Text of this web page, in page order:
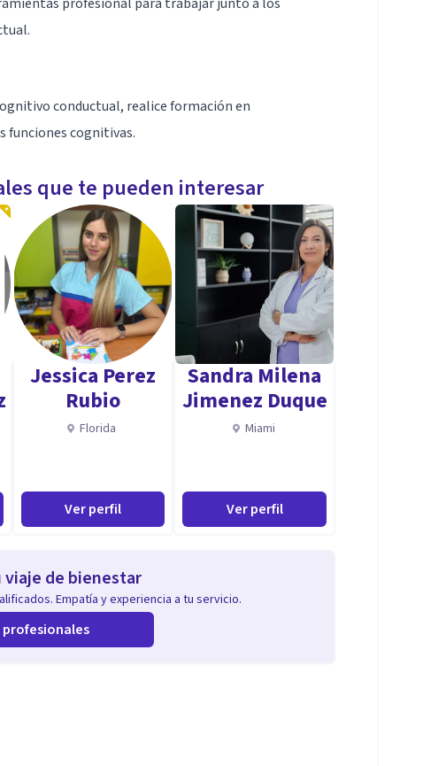
conductual, realice formación en
funciones cognitivas.
que te pueden interesar
Jessica Perez
Rubio
Florida
Ver perfil
Sandra Milena
Jimenez Duque
Miami
Ver perfil
viaje de bienestar
Empatía y experiencia a tu servicio.